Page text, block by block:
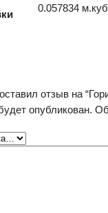
0.057834
отзыв на
опубликован.